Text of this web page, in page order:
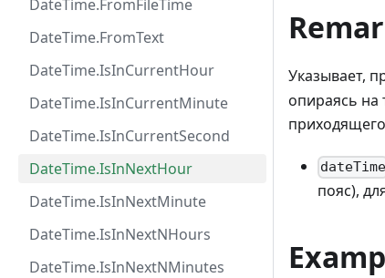
DateTime.FromFileTime
DateTime.FromText
DateTime.IsInCurrentHour
DateTime.IsInCurrentMinute
DateTime.IsInCurrentSecond
DateTime.IsInNextHour
DateTime.IsInNextMinute
DateTime.IsInNextNHours
DateTime.IsInNextNMinutes
Указывает,
опираясь на
dateTime
пояс),